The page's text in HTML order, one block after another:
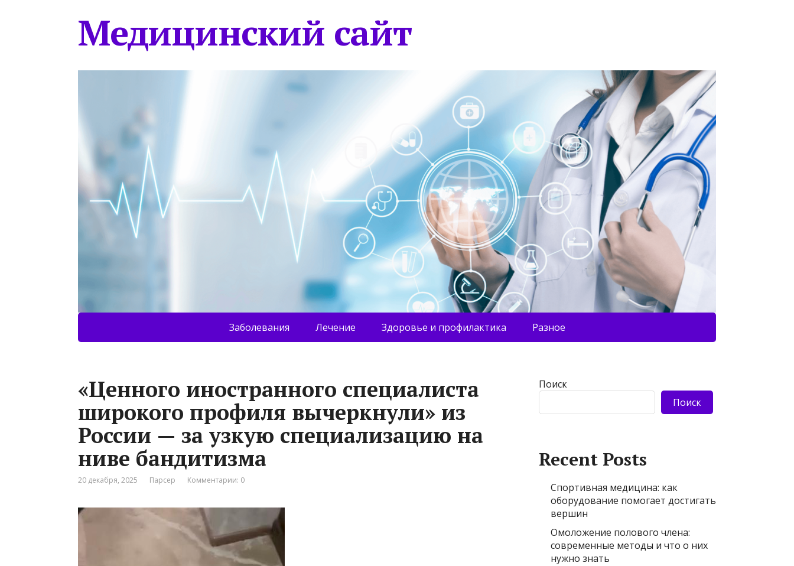
Медицинский сайт
Заболевания Лечение Здоровье и профилактика Разное
«Ценного иностранного специалиста
широкого профиля вычеркнули» из
России — за узкую специализацию на
ниве бандитизма
20 декабря, 2025 Парсер Комментарии: 0
Поиск
Поиск
Recent Posts
Спортивная медицина: как
оборудование помогает достигать
вершин
Омоложение полового члена:
современные методы и что о них
нужно знать